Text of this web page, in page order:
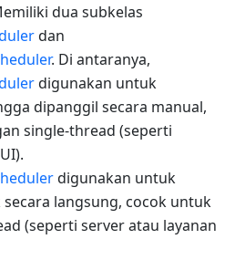
dua subkelas
dan
. Di antaranya,
digunakan untuk
dipanggil secara manual,
single-thread (seperti
digunakan untuk
langsung, cocok untuk
(seperti server atau layanan